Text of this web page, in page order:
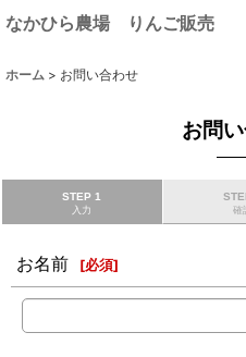
なかひら農場 りんご販売
ホーム > お問い合わせ
お問
STEP 1
入力
確
お名前 [必須]